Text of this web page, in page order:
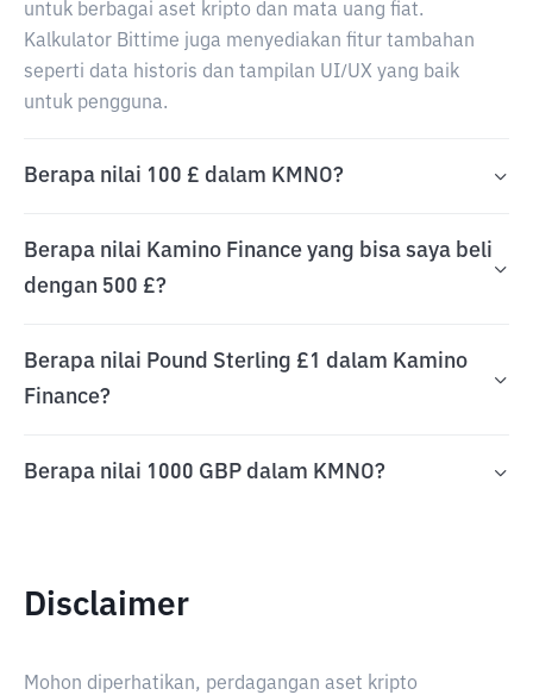
untuk berbagai aset kripto dan mata uang fiat.
Kalkulator Bittime juga menyediakan fitur tambahan
seperti data historis dan tampilan UI/UX yang baik
untuk pengguna.
Berapa nilai 100 £ dalam KMNO?
Berapa nilai Kamino Finance yang bisa saya beli
dengan 500 £?
Berapa nilai Pound Sterling £1 dalam Kamino
Finance?
Berapa nilai 1000 GBP dalam KMNO?
Disclaimer
Mohon diperhatikan, perdagangan aset kripto